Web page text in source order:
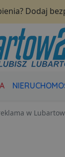
Dodaj
w